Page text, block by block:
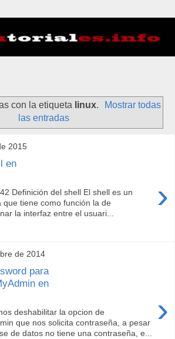
con la etiqueta linux.
Mostrar todas
las entradas
2015
en
›
Definición del shell El shell es un
que tiene como función la de
la interfaz entre el usuari...
de 2014
para
en
›
deshabilitar la opcion de
que nos solicita contraseña, a pesar
de datos no tiene una contraseña, e...